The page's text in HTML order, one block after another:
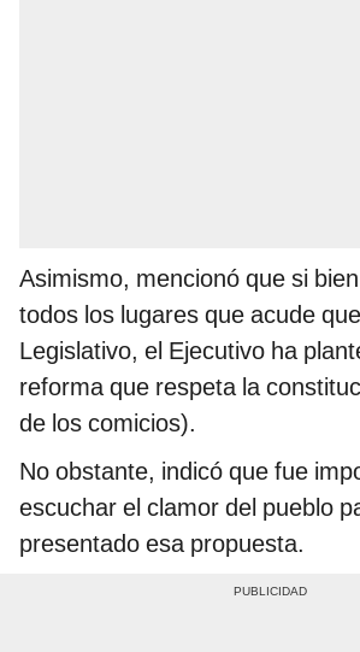
Asimismo, mencionó que si
todos los lugares que acude
Legislativo, el Ejecutivo ha
reforma que respeta la
de los comicios).
No obstante, indicó que fue
escuchar el clamor del pueblo
presentado esa propuesta.